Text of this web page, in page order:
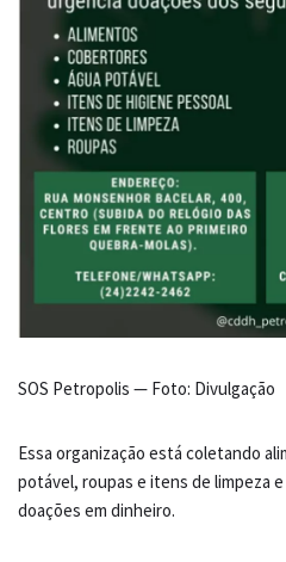
SOS Petropolis — Foto: Divulgação
Essa organização está coletando
potável, roupas e itens de limpeza
doações em dinheiro.